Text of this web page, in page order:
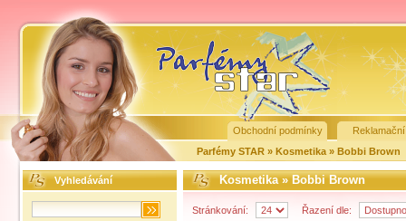
Obchodní podmínky
Parfémy STAR » Kosmetika » Bobbi Brown
Vyhledávání Kosmetika»Bobbi Brown
Stránkování: Řazení dle: